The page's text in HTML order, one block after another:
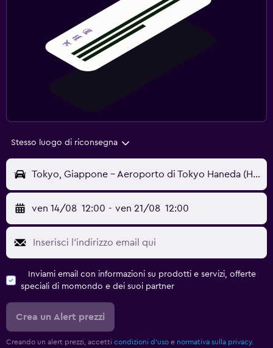
Stesso luogo di riconsegna
Tokyo, Giappone - Aeroporto di Tokyo Haneda (HND)
ven 14/08 12:00 - ven 21/08 12:00
Inviami email con informazioni su prodotti e servizi, offerte
speciali di momondo e dei suoi partner
Crea un Alert prezzi
Creando un alert prezzi, accetti condizioni d'uso e normativa sulla privacy.